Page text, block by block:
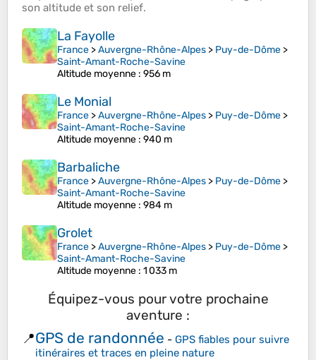
son altitude et son relief.
La Fayolle
France >Auvergne-Rhône-Alpes > Puy-de-Dôme >
Saint-Amant-Roche-Savine
Altitude moyenne : 956 m
Le Monial
France >Auvergne-Rhône-Alpes > Puy-de-Dôme >
Saint-Amant-Roche-Savine
Altitude moyenne : 940 m
Barbaliche
France >Auvergne-Rhône-Alpes > Puy-de-Dôme >
Saint-Amant-Roche-Savine
Altitude moyenne : 984 m
Grolet
France >Auvergne-Rhône-Alpes > Puy-de-Dôme >
Saint-Amant-Roche-Savine
Altitude moyenne : 1 033 m
Équipez-vous pour votre prochaine
aventure :
📍GPS de randonnée - GPS fiables pour suivre
itinéraires et traces en pleine nature